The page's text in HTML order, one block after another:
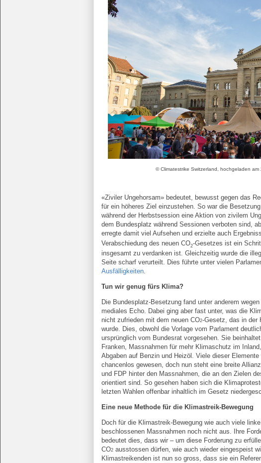
© Climatestrike Switzerland, hochgeladen
«Ziviler Ungehorsam» bedeutet, bewusst gegen das
für ein höheres Ziel einzustehen. So war die
während der Herbstsession eine Aktion von zivilem
dem Bundesplatz während Sessionen verboten sind,
erregte damit viel Aufsehen und erzielte auch
Verabschiedung des neuen CO2-Gesetzes ist ein
insgesamt zu verdanken ist. Gleichzeitig wurde die
Seite scharf verurteilt. Dies führte unter vielen
Ausfälligkeiten.
Tun wir genug fürs Klima?
Die Bundesplatz-Besetzung fand unter anderem
mediales Echo. Dabei ging aber fast unter, was die
nicht zufrieden mit dem neuen CO2-Gesetz, das in der
wurde. Dies, obwohl die Vorlage vom Parlament
ursprünglich vom Bundesrat vorgesehen. Sie
Franken, Massnahmen für mehr Klimaschutz im
Abgaben auf Benzin und Heizöl. Viele dieser
chancenlos gewesen, doch nun steht eine breite
und FDP hinter den Massnahmen, die an den Zielen
orientiert sind. So gesehen haben sich die
letzten Wahlen offenbar inhaltlich im Gesetz
Eine neue Methode für die Klimastreik-Bewegung
Doch für die Klimastreik-Bewegung wie auch viele
beschlossenen Massnahmen noch nicht aus. Ihre
bedeutet dies, dass wir – um diese Forderung zu
CO2 ausstossen dürfen, wie auch wieder eingespeist
Klimastreikenden ist nun so gross, dass sie ein